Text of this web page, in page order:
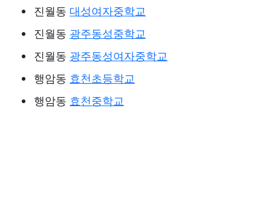
진월동 대성여자중학교
진월동 광주동성중학교
진월동 광주동성여자중학교
행암동 효천초등학교
행암동 효천중학교